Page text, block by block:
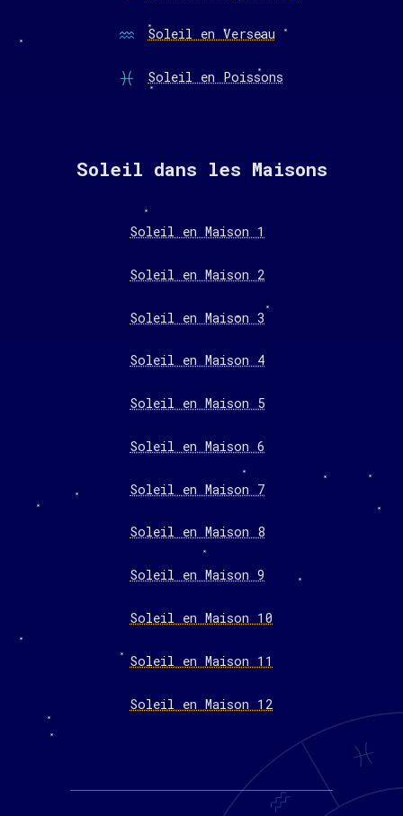
Soleil en Verseau
Soleil en Poissons
Soleil dans les Maisons
Soleil en Maison 1
Soleil en Maison 2
Soleil en Maison 3
Soleil en Maison 4
Soleil en Maison 5
Soleil en Maison 6
Soleil en Maison 7
Soleil en Maison 8
Soleil en Maison 9
Soleil en Maison 10
Soleil en Maison 11
Soleil en Maison 12